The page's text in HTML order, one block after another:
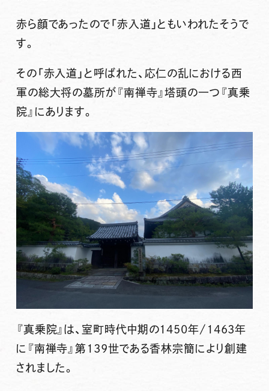
赤ら顔であったので「赤入道」ともいわれたそうで
す。
その「赤入道」と呼ばれた、応仁の乱における西
軍の総大将の墓所が『南禅寺』塔頭の一つ『真乗
院 』にあります。
『真乗院』は、室町時代中期の1450年/1463年
に『南禅寺』第139世である香林宗簡により創建
されました。